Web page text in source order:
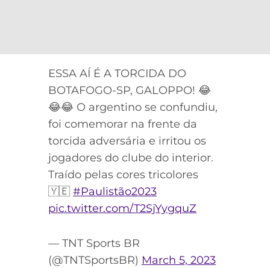
ESSA AÍ É A TORCIDA DO
BOTAFOGO-SP, GALOPPO! 😂
😂😂 O argentino se confundiu,
foi comemorar na frente da
torcida adversária e irritou os
jogadores do clube do interior.
Traído pelas cores tricolores
🇾🇪 #Paulistão2023
pic.twitter.com/T2SjYygquZ
— TNT Sports BR
(@TNTSportsBR) March 5, 2023